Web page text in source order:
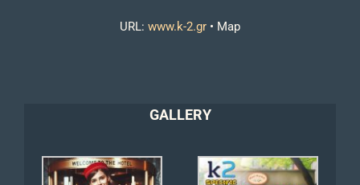
URL: www.k-2.gr • Map
GALLERY